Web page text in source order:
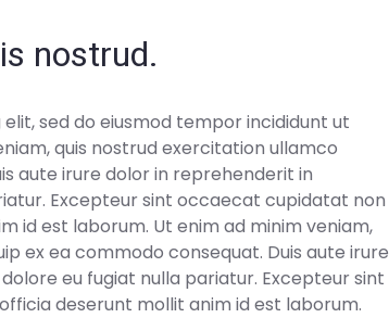
nostrud.
sed do eiusmod tempor incididunt ut
quis nostrud exercitation ullamco
aute irure dolor in reprehenderit in
Excepteur sint occaecat cupidatat non
id est laborum. Ut enim ad minim veniam,
ex ea commodo consequat. Duis aute irure
eu fugiat nulla pariatur. Excepteur sint
deserunt mollit anim id est laborum.